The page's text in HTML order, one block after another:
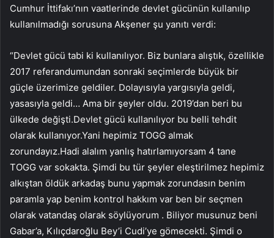
Cumhur İttifakı’nın vaatlerinde devlet gücünün kullanılıp
kullanılmadığı sorusuna Akşener şu yanıtı verdi:
“Devlet gücü tabi ki kullanılıyor. Biz bunlara alıştık, özellikle
2017 referandumundan sonraki seçimlerde büyük bir
güçle üzerimize geldiler. Dolayısıyla yargısıyla geldi,
yasasıyla geldi… Ama bir şeyler oldu. 2019’dan beri bu
ülkede değişti.Devlet gücü kullanılıyor bu belli tehdit
olarak kullanıyor.Yani hepimiz TOGG almak
zorundayız.Hadi alalım yanlış hatırlamıyorsam 4 tane
TOGG var sokakta. Şimdi bu tür şeyler eleştirilmez hepimiz
alkıştan öldük arkadaş bunu yapmak zorundasın benim
paramla yap benim kontrol hakkım var ben bir seçmen
olarak vatandaş olarak söylüyorum . Biliyor musunuz beni
Gabar’a, Kılıçdaroğlu Bey’i Cudi’ye gömecekti. Şimdi o